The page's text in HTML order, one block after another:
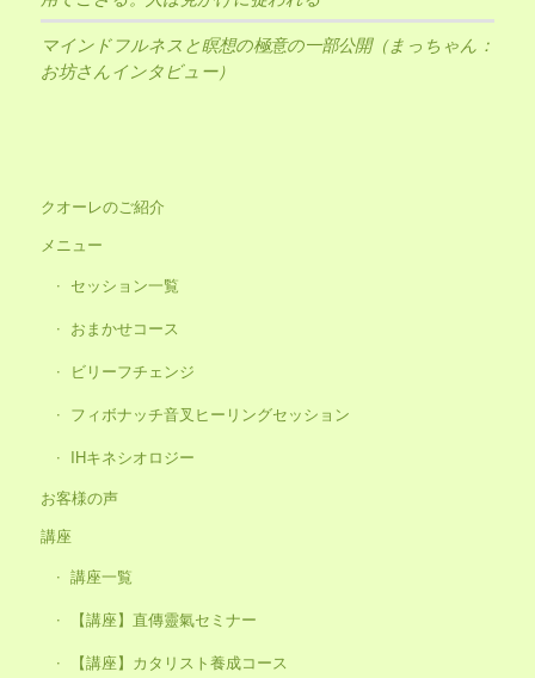
マインドフルネスと瞑想の極意の一部公開（まっちゃん：
お坊さんインタビュー）
クオーレのご紹介
メニュー
セッション一覧
おまかせコース
ビリーフチェンジ
フィボナッチ音叉ヒーリングセッション
IHキネシオロジー
お客様の声
講座
講座一覧
【講座】直傳靈氣セミナー
【講座】カタリスト養成コース